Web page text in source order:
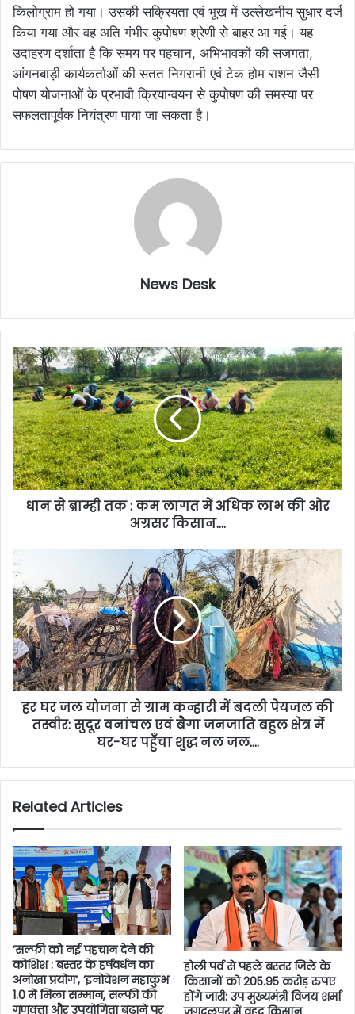
किलोग्राम हो गया। उसकी सक्रियता एवं भूख में उल्लेखनीय सुधार दर्ज
किया गया और वह अति गंभीर कुपोषण श्रेणी से बाहर आ गई। यह
उदाहरण दर्शाता है कि समय पर पहचान, अभिभावकों की सजगता,
आंगनबाड़ी कार्यकर्ताओं की सतत निगरानी एवं टेक होम राशन जैसी
पोषण योजनाओं के प्रभावी क्रियान्वयन से कुपोषण की समस्या पर
सफलतापूर्वक नियंत्रण पाया जा सकता है।
News Desk
धान से ब्राम्ही तक : कम लागत में अधिक लाभ की ओर
अग्रसर किसान….
हर घर जल योजना से ग्राम कन्हारी में बदली पेयजल की
तस्वीर: सुदूर वनांचल एवं बैगा जनजाति बहुल क्षेत्र में
घर-घर पहुँचा शुद्ध नल जल….
Related Articles
’सल्फी को नई पहचान देने की
कोशिश : बस्तर के हर्षवर्धन का
अनोखा प्रयोग’, ’इनोवेशन महाकुंभ
1.0 में मिला सम्मान, सल्फी की
गुणवत्ता और उपयोगिता बढ़ाने पर
होली पर्व से पहले बस्तर जिले के
किसानों को 205.95 करोड़ रुपए
होंगे जारी: उप मुख्यमंत्री विजय शर्मा